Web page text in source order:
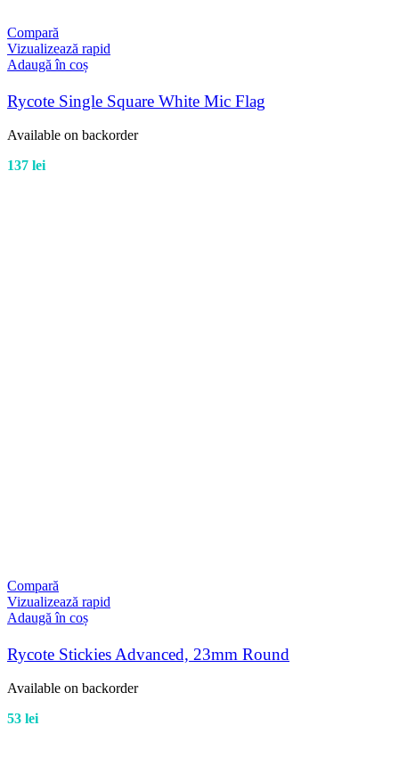
Compară
Vizualizează rapid
Adaugă în coș
Rycote Single Square White Mic Flag
Available on backorder
137 lei
Compară
Vizualizează rapid
Adaugă în coș
Rycote Stickies Advanced, 23mm Round
Available on backorder
53 lei